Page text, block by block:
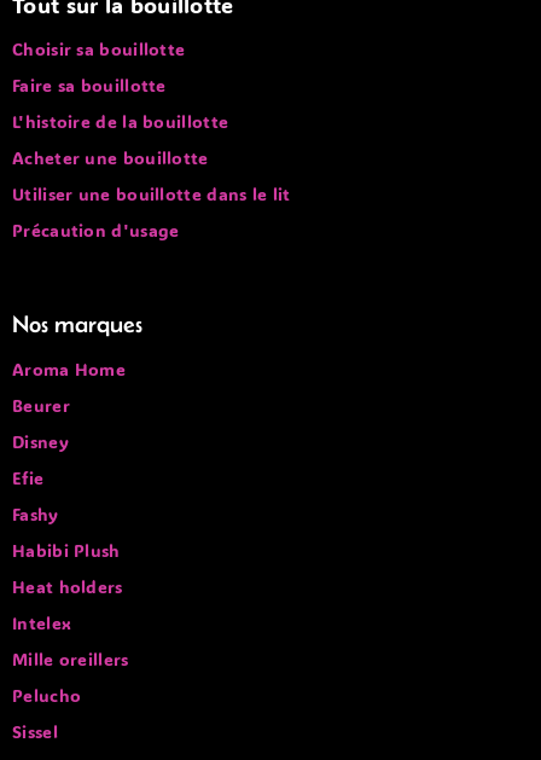
Choisir sa bouillotte
Faire sa bouillotte
L'histoire de la bouillotte
Acheter une bouillotte
Utiliser une bouillotte dans le lit
Précaution d'usage
Nos marques
Aroma Home
Beurer
Disney
Efie
Fashy
Habibi Plush
Heat holders
Intelex
Mille oreillers
Pelucho
Sissel